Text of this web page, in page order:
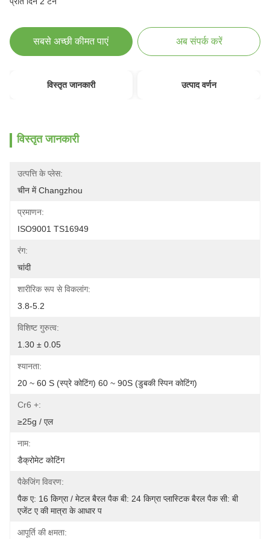
सबसे अच्छी कीमत पाएं अब संपर्क करें
विस्तृत जानकारी उत्पाद वर्णन
विस्तृत जानकारी
उत्पत्ति के प्लेस:
चीन में Changzhou
प्रमाणन:
ISO9001 TS16949
रंग:
चांदी
शारीरिक रूप से विकलांग:
3.8-5.2
विशिष्ट गुरुत्व:
1.30 ± 0.05
श्यानता:
20 ~ 60 S (स्प्रे कोटिंग) 60 ~ 90S (डुबकी स्पिन कोटिंग)
Cr6 +:
≥25g / एल
नाम:
डैक्रोमेट कोटिंग
पैकेजिंग विवरण:
पैक ए: 16 किग्रा / मेटल बैरल पैक बी: 24 किग्रा प्लास्टिक बैरल पैक सी: बी
एजेंट ए की मात्रा के आधार प
आपूर्ति की क्षमता: